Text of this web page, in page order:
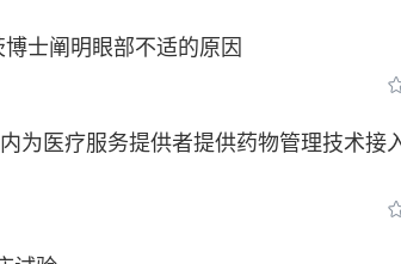
士阐明眼部不适的原因
为医疗服务提供者提供药物管理技术接